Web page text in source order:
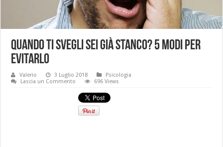
Quando ti svegli sei già stanco? 5 modi per
evitarlo
Valerio 3 Luglio 2018
Psicologia
Lascia un Commento
696 Views